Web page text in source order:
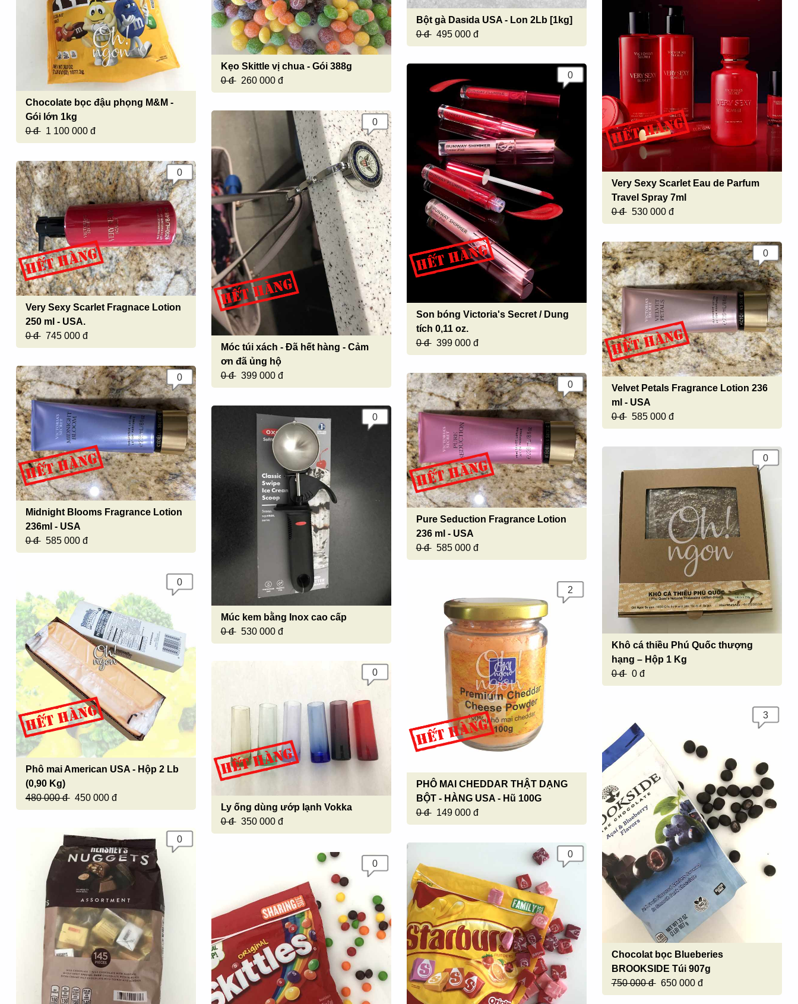
Bột gà Dasida USA - Lon 2Lb [1kg]
0 đ 495 000 đ
Kẹo Skittle vị chua - Gói 388g
0 đ 260 000 đ
Chocolate bọc đậu phọng M&M -
Gói lớn 1kg
0 đ 1 100 000 đ
Very Sexy Scarlet Eau de Parfum
Travel Spray 7ml
0 đ 530 000 đ
0
Son bóng Victoria's Secret / Dung
tích 0,11 oz.
0 đ 399 000 đ
0
Móc túi xách - Đã hết hàng - Cảm
ơn đã ủng hộ
0 đ 399 000 đ
0
Very Sexy Scarlet Fragnace Lotion
250 ml - USA.
0 đ 745 000 đ
0
Velvet Petals Fragrance Lotion 236
ml - USA
0 đ 585 000 đ
0
Midnight Blooms Fragrance Lotion
236ml - USA
0 đ 585 000 đ
0
Pure Seduction Fragrance Lotion
236 ml - USA
0 đ 585 000 đ
0
Múc kem bằng Inox cao cấp
0 đ 530 000 đ
0
Khô cá thiều Phú Quốc thượng
hạng – Hộp 1 Kg
0 đ 0 đ
0
Phô mai American USA - Hộp 2 Lb
(0,90 Kg)
480 000 đ 450 000 đ
2
PHÔ MAI CHEDDAR THẬT DẠNG
BỘT - HÀNG USA - Hũ 100G
0 đ 149 000 đ
0
Ly ống dùng ướp lạnh Vokka
0 đ 350 000 đ
3
Chocolat bọc Blueberies
BROOKSIDE Túi 907g
750 000 đ 650 000 đ
0
0
0